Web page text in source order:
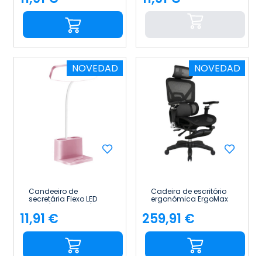
Preço Preço
NOVEDAD
Candeeiro de
secretária Flexo LED
regulável e ajustável
com porta-lápis «
36.5cm » 7house
Preço
11,91 €
NOVEDAD
Cadeira de escritório
ergonómica ErgoMax
Pro com apoio para a
cabeça, apoios de
braços e apoio para
os pés retrátil 7house
Preço
259,91 €